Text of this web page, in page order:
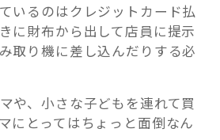
いるのはクレジットカード払
に財布から出して店員に提示
取り機に差し込んだりする必
や、小さな子どもを連れて買
にとってはちょっと面倒なん